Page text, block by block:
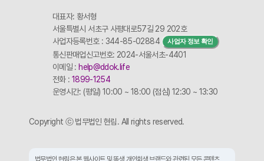
대표자: 황서형
서울특별시 서초구 사평대로57길 29 202호
사업자등록번호 : 344-85-02884
사업자 정보 확인
통신판매업신고번호: 2024-서울서초-4401
이메일 : help@ddok.life
전화 : 1899-1254
운영시간: (평일) 10:00 ~ 18:00 (점심) 12:30 ~ 13:30
Copyright ⓒ 법무법인 현림. All rights reserved.
법무법인 현림은 본 웹사이트 및 똑생 개인회생 브랜드와 관련된 모든 콘텐츠